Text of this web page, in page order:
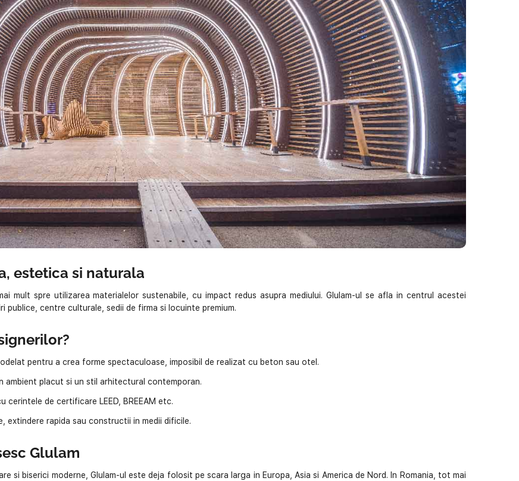
estetica si naturala
mult spre utilizarea materialelor sustenabile, cu impact redus asupra mediului. Glulam-ul se afla in centrul acestei
centre culturale, sedii de firma si locuinte premium.
pentru a crea forme spectaculoase, imposibil de realizat cu beton sau otel.
ambient placut si un stil arhitectural contemporan.
cerintele de certificare LEED, BREEAM etc.
extindere rapida sau constructii in medii dificile.
Glulam
si biserici moderne, Glulam-ul este deja folosit pe scara larga in Europa, Asia si America de Nord. In Romania, tot mai